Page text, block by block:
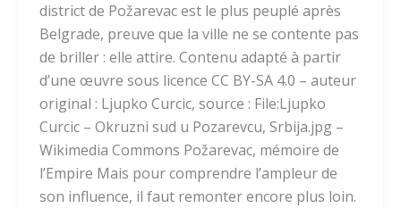
district de Požarevac est le plus peuplé après
Belgrade, preuve que la ville ne se contente pas
de briller : elle attire. Contenu adapté à partir
d’une œuvre sous licence CC BY-SA 4.0 – auteur
original : Ljupko Curcic, source : File:Ljupko
Curcic – Okruzni sud u Pozarevcu, Srbija.jpg –
Wikimedia Commons Požarevac, mémoire de
l’Empire Mais pour comprendre l’ampleur de
son influence, il faut remonter encore plus loin.